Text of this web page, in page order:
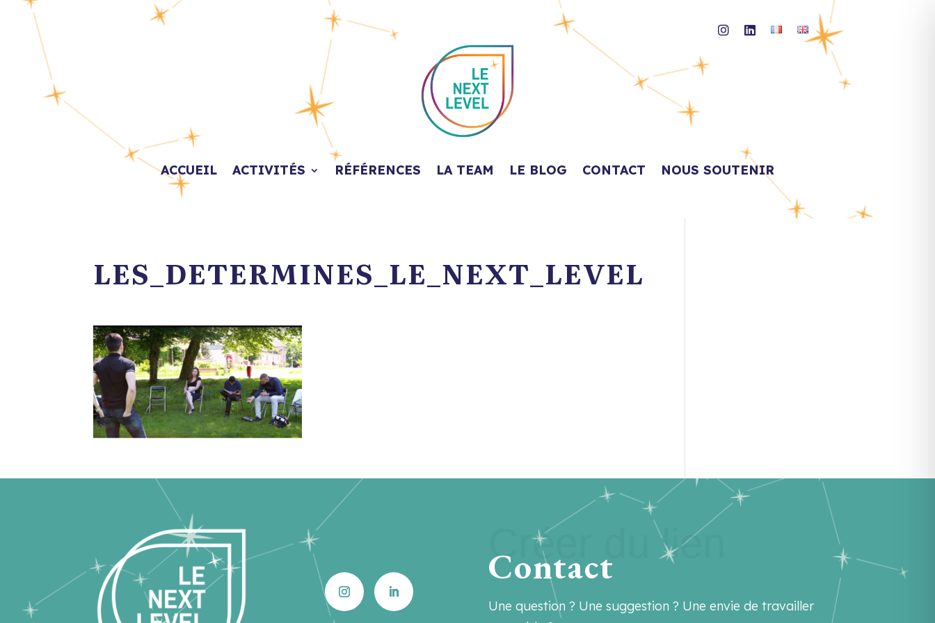
ACCUEIL ACTIVITÉS RÉFÉRENCES LA TEAM LE BLOG CONTACT NOUS SOUTENIR
LES_DETERMINES_LE_NEXT_LEVEL
Créer du lien
Contact
Une question ? Une suggestion ? Une envie de travailler